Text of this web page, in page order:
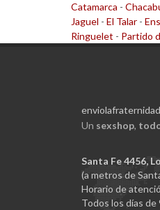
Catamarca -
Jaguel - El Talar -
Ringuelet - Partido
Un sexshop,
Santa Fe 4456,
(a metros de
Horario de
Todos los días de